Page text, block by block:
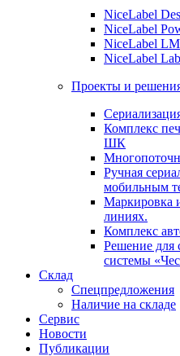
NiceLabel
NiceLabel
NiceLabel
NiceLabel
Проекты и
Комплекс
ШК
Ручная
мобильным
Маркировка
линиях.
Комплекс
Решение для
системы
Склад
Спецпредложения
Наличие на складе
Сервис
Новости
Публикации